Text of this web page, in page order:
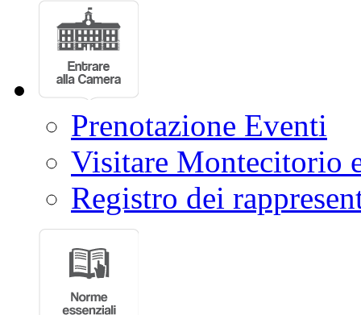
Prenotazione Eventi
Visitare Montecitorio
Registro dei